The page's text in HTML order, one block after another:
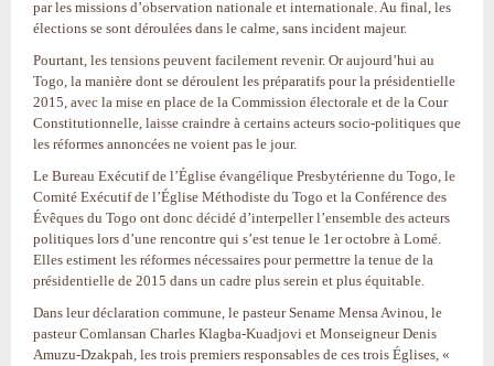
par les missions d’observation nationale et internationale. Au final, les
élections se sont déroulées dans le calme, sans incident majeur.
Pourtant, les tensions peuvent facilement revenir. Or aujourd’hui au
Togo, la manière dont se déroulent les préparatifs pour la présidentielle
2015, avec la mise en place de la Commission électorale et de la Cour
Constitutionnelle, laisse craindre à certains acteurs socio-politiques que
les réformes annoncées ne voient pas le jour.
Le Bureau Exécutif de l’Église évangélique Presbytérienne du Togo, le
Comité Exécutif de l’Église Méthodiste du Togo et la Conférence des
Évêques du Togo ont donc décidé d’interpeller l’ensemble des acteurs
politiques lors d’une rencontre qui s’est tenue le 1er octobre à Lomé.
Elles estiment les réformes nécessaires pour permettre la tenue de la
présidentielle de 2015 dans un cadre plus serein et plus équitable.
Dans leur déclaration commune, le pasteur Sename Mensa Avinou, le
pasteur Comlansan Charles Klagba-Kuadjovi et Monseigneur Denis
Amuzu-Dzakpah, les trois premiers responsables de ces trois Églises, «